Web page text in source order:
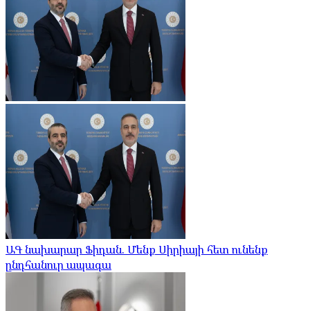
ԱԳ նախարար Ֆիդան. Մենք Սիրիայի հետ ունենք
ընդհանուր ապագա